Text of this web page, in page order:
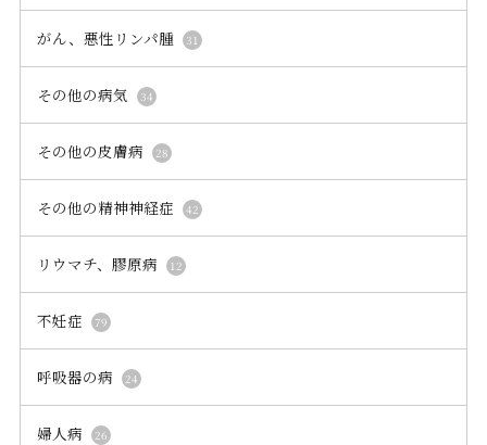
がん、悪性リンパ腫 31
その他の病気 34
その他の皮膚病 28
その他の精神神経症 42
リウマチ、膠原病 12
不妊症 79
呼吸器の病 24
婦人病 26